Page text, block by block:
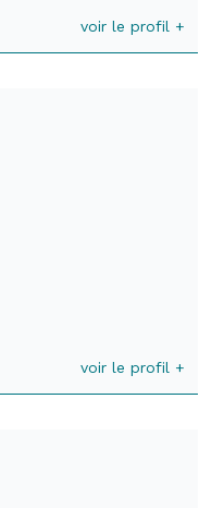
voir le profil +
voir le profil +